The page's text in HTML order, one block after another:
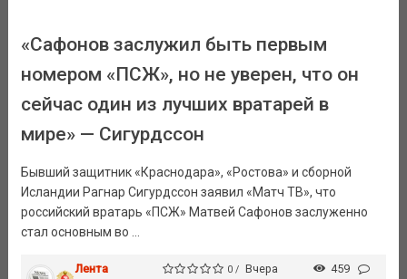
«Сафонов заслужил быть первым
номером «ПСЖ», но не уверен, что он
сейчас один из лучших вратарей в
мире» — Сигурдссон
Бывший защитник «Краснодара», «Ростова» и сборной
Исландии Рагнар Сигурдссон заявил «Матч ТВ», что
российский вратарь «ПСЖ» Матвей Сафонов заслуженно
стал основным во ...
Лента
0 / Вчера
459